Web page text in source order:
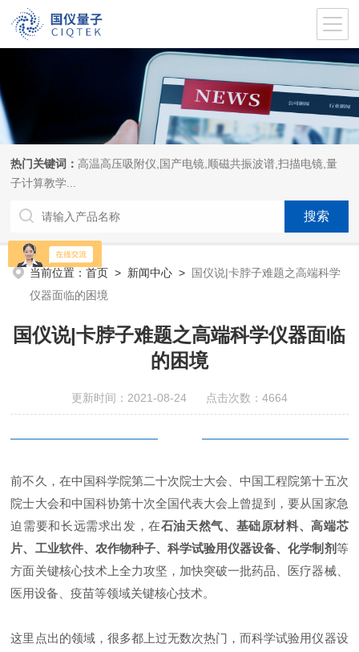
热门关键词： 高温高压吸附仪,国产电镜,顺磁共振波谱,扫描电镜,量
子计算教学...
当前位置：首页 > 新闻中心 > 国仪说|卡脖子难题之高端科学
仪器面临的困境
国仪说|卡脖子难题之高端科学仪器面临
的困境
更新时间：2021-08-24 点击次数：4664
前不久，在中国科学院第二十次院士大会、中国工程院第十五次
院士大会和中国科协第十次全国代表大会上曾提到，要从国家急
迫需要和长远需求出发，在石油天然气、基础原材料、高端芯
片、工业软件、农作物种子、科学试验用仪器设备、化学制剂等
方面关键核心技术上全力攻坚，加快突破一批药品、医疗器械、
医用设备、疫苗等领域关键核心技术。
这里点出的领域，很多都上过无数次热门，而科学试验用仪器设